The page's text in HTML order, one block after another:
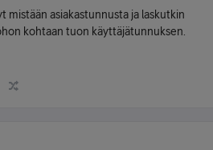
mistään asiakastunnusta ja laskutkin
kohtaan tuon käyttäjätunnuksen.